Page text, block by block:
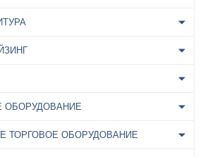
ОБОРУДОВАНИЕ
ТОРГОВОЕ ОБОРУДОВАНИЕ